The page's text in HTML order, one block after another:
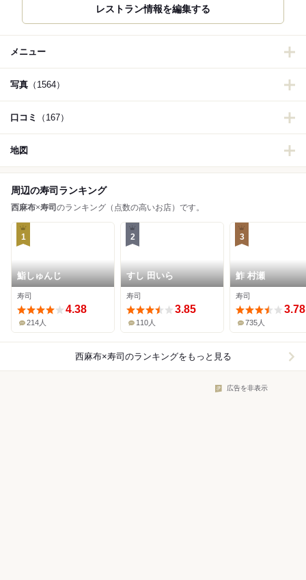
レストラン情報を編集する
メニュー
写真 （1564）
口コミ （167）
地図
周辺の寿司ランキング
西麻布×寿司 のランキング（点数の高いお店）です。
1
鮨しゅんじ
寿司
4.38
214人
2
すし 田いら
寿司
3.85
110人
3
鮓 村瀬
寿司
3.78
735人
西麻布×寿司 のランキングをもっと見る
広告を非表示